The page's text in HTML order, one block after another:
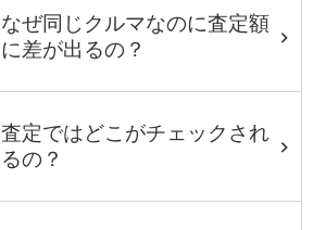
なぜ同じクルマなのに査定額
に差が出るの？
査定ではどこがチェックされ
るの？